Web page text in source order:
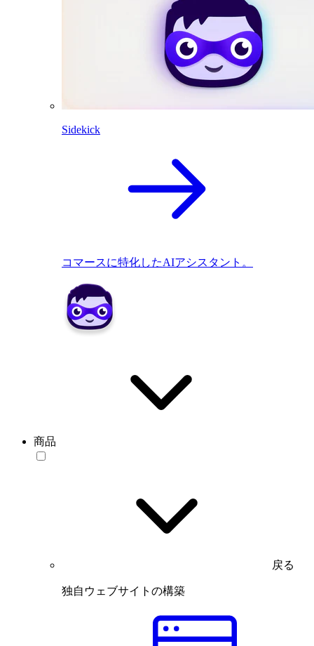
Sidekick
コマースに特化したAIアシスタント。
商品
戻る
独自ウェブサイトの構築